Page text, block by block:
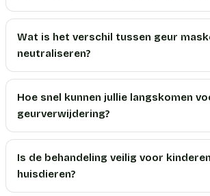
Wat is het verschil tussen geur
neutraliseren?
Hoe snel kunnen jullie langskomen
geurverwijdering?
Is de behandeling veilig voor
huisdieren?